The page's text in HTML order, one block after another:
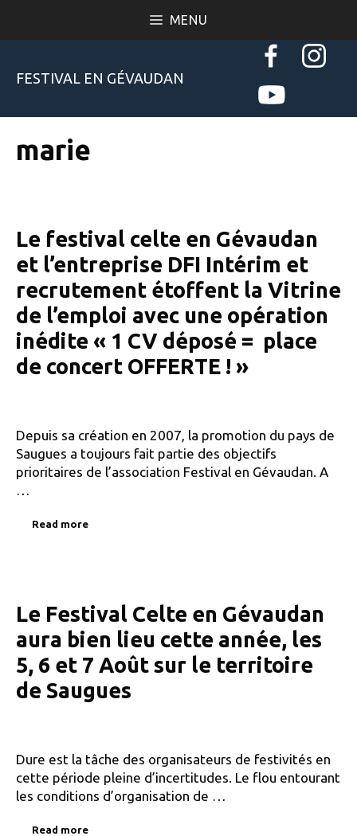
contenu
MENU
FESTIVAL EN GÉVAUDAN
marie
Le festival celte en Gévaudan
et l’entreprise DFI Intérim et
recrutement étoffent la Vitrine
de l’emploi avec une opération
inédite « 1 CV déposé = place
de concert OFFERTE ! »
Depuis sa création en 2007, la promotion du pays de
Saugues a toujours fait partie des objectifs
prioritaires de l’association Festival en Gévaudan. A
…
Read more
Le Festival Celte en Gévaudan
aura bien lieu cette année, les
5, 6 et 7 Août sur le territoire
de Saugues
Dure est la tâche des organisateurs de festivités en
cette période pleine d’incertitudes. Le flou entourant
les conditions d’organisation de …
Read more